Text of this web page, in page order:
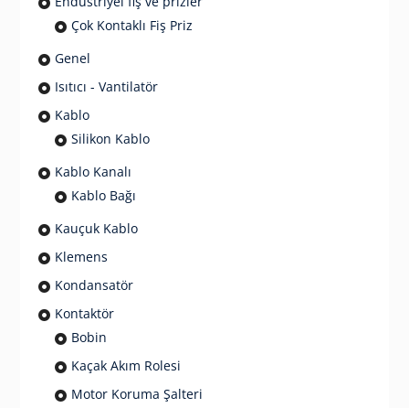
Çok Kontaklı Fiş Priz
Genel
Isıtıcı - Vantilatör
Kablo
Silikon Kablo
Kablo Kanalı
Kablo Bağı
Kauçuk Kablo
Klemens
Kondansatör
Kontaktör
Bobin
Kaçak Akım Rolesi
Motor Koruma Şalteri